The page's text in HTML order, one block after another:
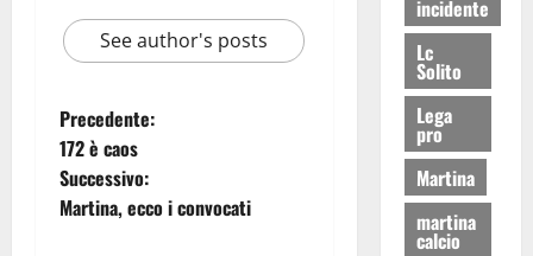
See author's posts
Precedente:
172 è caos
Successivo:
Martina, ecco i convocati
incidente
Lc
Solito
Lega
pro
Martina
martina
calcio